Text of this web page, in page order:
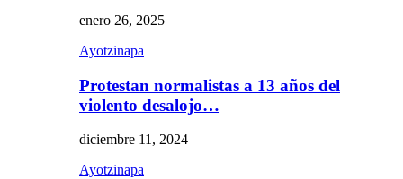
enero 26, 2025
Ayotzinapa
Protestan normalistas a 13 años del
violento desalojo…
diciembre 11, 2024
Ayotzinapa